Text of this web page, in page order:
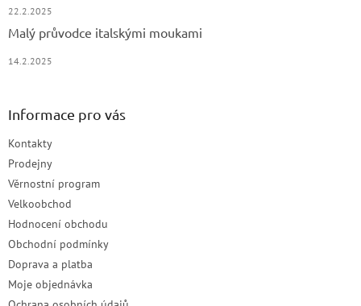
22.2.2025
Malý průvodce italskými moukami
14.2.2025
Informace pro vás
Kontakty
Prodejny
Věrnostní program
Velkoobchod
Hodnocení obchodu
Obchodní podmínky
Doprava a platba
Moje objednávka